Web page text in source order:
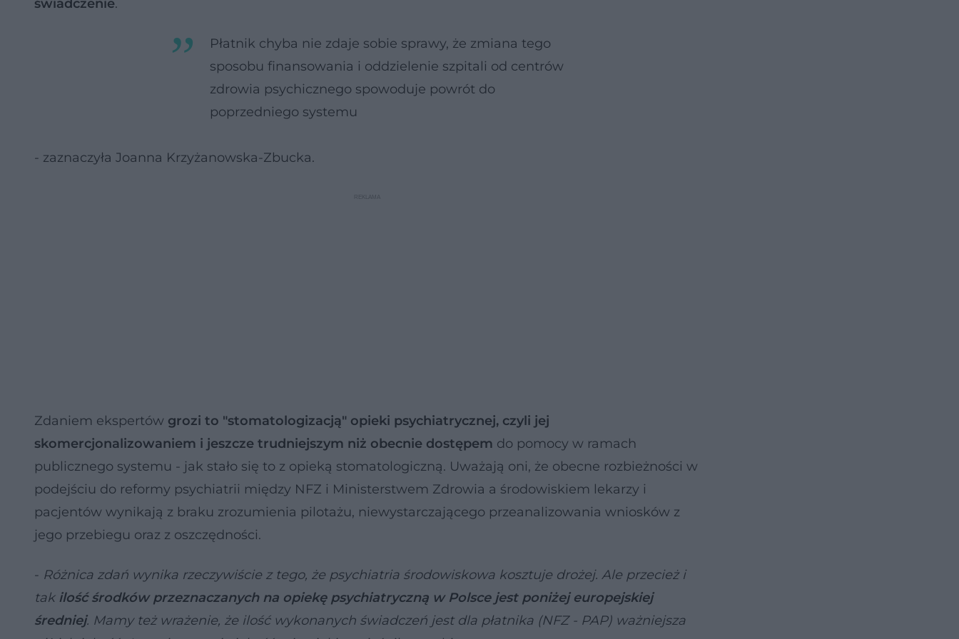
świadczenie.
Płatnik chyba nie zdaje sobie sprawy, że zmiana tego
sposobu finansowania i oddzielenie szpitali od centrów
zdrowia psychicznego spowoduje powrót do
poprzedniego systemu
- zaznaczyła Joanna Krzyżanowska-Zbucka.
Zdaniem ekspertów grozi to "stomatologizacją" opieki psychiatrycznej, czyli jej
skomercjonalizowaniem i jeszcze trudniejszym niż obecnie dostępem do pomocy w ramach
publicznego systemu - jak stało się to z opieką stomatologiczną. Uważają oni, że obecne rozbieżności w
podejściu do reformy psychiatrii między NFZ i Ministerstwem Zdrowia a środowiskiem lekarzy i
pacjentów wynikają z braku zrozumienia pilotażu, niewystarczającego przeanalizowania wniosków z
jego przebiegu oraz z oszczędności.
- Różnica zdań wynika rzeczywiście z tego, że psychiatria środowiskowa kosztuje drożej. Ale przecież i
tak ilość środków przeznaczanych na opiekę psychiatryczną w Polsce jest poniżej europejskiej
średniej. Mamy też wrażenie, że ilość wykonanych świadczeń jest dla płatnika (NFZ - PAP) ważniejsza